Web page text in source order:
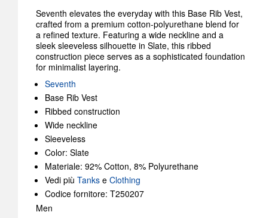
Seventh elevates the everyday with this Base Rib Vest,
crafted from a premium cotton-polyurethane blend for
a refined texture. Featuring a wide neckline and a
sleek sleeveless silhouette in Slate, this ribbed
construction piece serves as a sophisticated foundation
for minimalist layering.
Seventh
Base Rib Vest
Ribbed construction
Wide neckline
Sleeveless
Color: Slate
Materiale: 92% Cotton, 8% Polyurethane
Vedi più Tanks e Clothing
Codice fornitore: T250207
Men